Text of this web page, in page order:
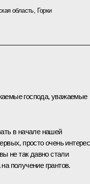
область, Горки
господа, уважаемые
в начале нашей
просто очень
не так давно стали
получение грантов.